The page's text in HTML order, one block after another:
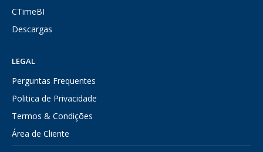
CTimeBI
Descargas
LEGAL
Perguntas Frequentes
Politica de Privacidade
Termos & Condições
Área de Cliente